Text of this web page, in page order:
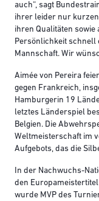
auch“, sagt
ihrer leider nur
ihren Qualitäten
Persönlichkeit schnell
Mannschaft. Wir
Aimée von Pereira
gegen Frankreich,
Hamburgerin 19
letztes Länderspiel
Belgien. Die
Weltmeisterschaft im
Aufgebots, das die
In der Nachwuchs-
den
wurde MVP des